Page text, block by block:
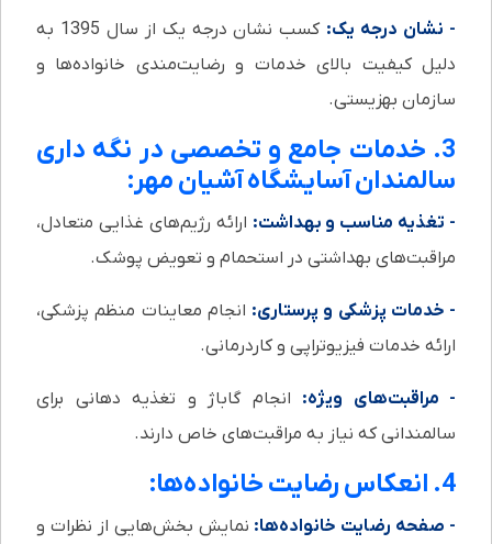
- نشان درجه یک:
کسب نشان درجه یک از سال 1395 به
دلیل کیفیت بالای خدمات و رضایت‌مندی خانواده‌ها و
سازمان بهزیستی.
3. خدمات جامع و تخصصی در نگه داری
سالمندان آسایشگاه آشیان مهر:
- تغذیه مناسب و بهداشت: ارائه رژیم‌های غذایی متعادل،
مراقبت‌های بهداشتی در استحمام و تعویض پوشک.
- خدمات پزشکی و پرستاری: انجام معاینات منظم پزشکی،
ارائه خدمات فیزیوتراپی و کاردرمانی.
- مراقبت‌های ویژه: انجام گاباژ و تغذیه دهانی برای
سالمندانی که نیاز به مراقبت‌های خاص دارند.
4. انعکاس رضایت خانواده‌ها:
- صفحه رضایت خانواده‌ها: نمایش بخش‌هایی از نظرات و